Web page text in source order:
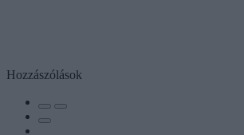
Hozzászólások